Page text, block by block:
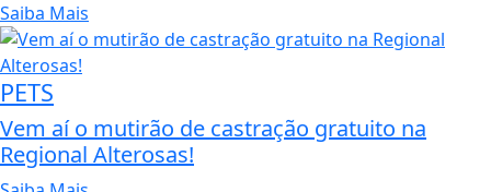
Saiba Mais
PETS
Vem aí o mutirão de castração gratuito na
Regional Alterosas!